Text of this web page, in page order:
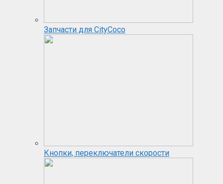
Запчасти для CityCoco
Кнопки, переключатели скорости